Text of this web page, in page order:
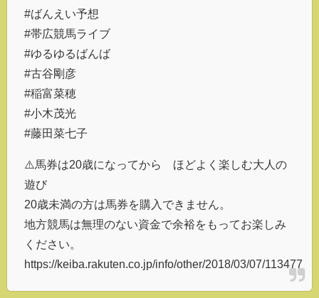
#ばんえい予想
#帯広競馬ライブ
#ゆるゆるばんば
#古谷剛彦
#稲富菜穂
#小木茂光
#藤田菜七子
⚠️馬券は20歳になってから ほどよく楽しむ大人の
遊び
20歳未満の方は馬券を購入できません。
地方競馬は無理のない資金で余裕をもってお楽しみ
ください。
https://keiba.rakuten.co.jp/info/other/2018/03/07/113477